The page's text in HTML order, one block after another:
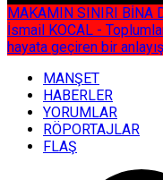
MAKAMIN SINIRI BİNA
İsmail KOCAL -
hayata geçiren bir
MANŞET
HABERLER
YORUMLAR
RÖPORTAJLAR
FLAŞ